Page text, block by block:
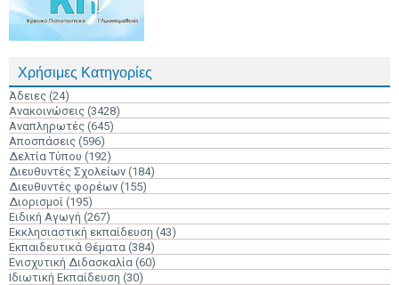
Χρήσιμες Κατηγορίες
Άδειες (24)
Ανακοινώσεις (3428)
Αναπληρωτές (645)
Αποσπάσεις (596)
Δελτία Τύπου (192)
Διευθυντές Σχολείων (184)
Διευθυντές φορέων (155)
Διορισμοί (195)
Ειδική Αγωγή (267)
Εκκλησιαστική εκπαίδευση (43)
Εκπαιδευτικά Θέματα (384)
Ενισχυτική Διδασκαλία (60)
Ιδιωτική Εκπαίδευση (30)